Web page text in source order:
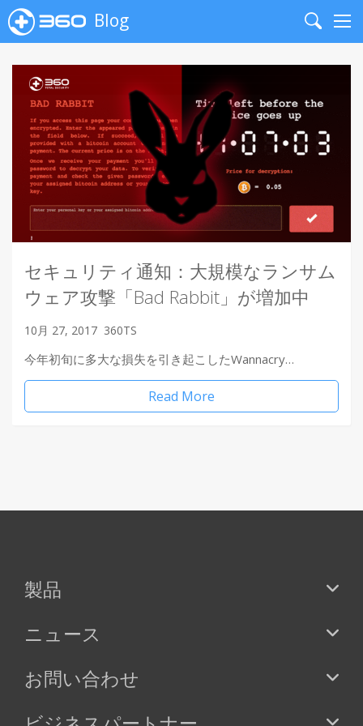
Blog
Search
セキュリティ通知：大規模なランサム
ウェア攻撃「Bad Rabbit」が増加中
10月 27, 2017 360TS
今年初旬に多大な損失を引き起こしたWannacry…
Read More
製品
ニュース
お問い合わせ